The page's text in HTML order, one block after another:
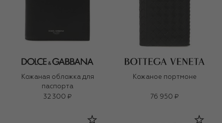
Кожаная обложка для
паспорта
32 300 ₽
Кожаное портмоне
76 950 ₽